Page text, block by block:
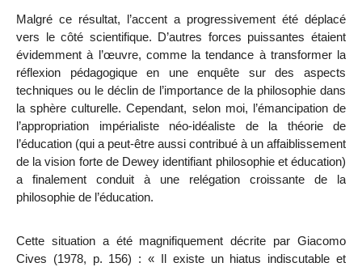
Malgré ce résultat, l’accent a progressivement été déplacé
vers le côté scientifique. D’autres forces puissantes étaient
évidemment à l’œuvre, comme la tendance à transformer la
réflexion pédagogique en une enquête sur des aspects
techniques ou le déclin de l’importance de la philosophie dans
la sphère culturelle. Cependant, selon moi, l’émancipation de
l’appropriation impérialiste néo-idéaliste de la théorie de
l’éducation (qui a peut-être aussi contribué à un affaiblissement
de la vision forte de Dewey identifiant philosophie et éducation)
a finalement conduit à une relégation croissante de la
philosophie de l’éducation.
Cette situation a été magnifiquement décrite par Giacomo
Cives (1978, p. 156) : « Il existe un hiatus indiscutable et